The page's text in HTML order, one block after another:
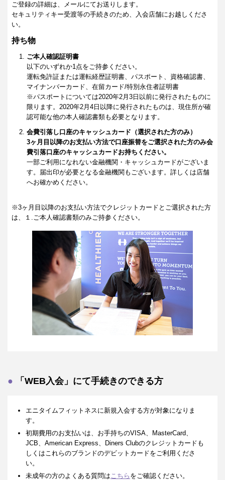
ご登録の詳細は、メールにてお送りします。
セキュリティキー受渡等の手続きのため、入会店舗にお越しくださ
い。
持ち物
ご本人確認証明書
以下のいずれか1点をご持参ください。
運転免許証または運転経歴証明書、パスポート、資格確認書、
マイナンバーカード、在留カード/特別永住者証明書
※パスポートについては2020年2月3日以前に発行されたものに
限ります。2020年2月4日以降に発行されたものは、現住所が確
認可能な他の本人確認書類も必要となります。
会費引落し口座のキャッシュカード（選択された方のみ）
3ヶ月目以降のお支払い方法で口座振替をご選択された方のみ会
費引落口座のキャッシュカードお持ちください。
一部ご利用になれない金融機関・キャッシュカードがございま
す。届出印が必要となる金融機関もございます。詳しくは店舗
へお確かめください。
※3ヶ月目以降のお支払い方法でクレジットカードとご選択された方
は、１.ご本人確認書類のみご持参ください。
「WEB入会」にて手続きのできる方
エニタイムフィットネスに新規入会する方が対象になりま
す。
初期費用のお支払いは、お手持ちのVISA、MasterCard、
JCB、American Express、Diners Clubのクレジットカードも
しくはこれらのブランドのデビットカードをご利用くださ
い。
未成年の方のよくある質問はこちら をご確認ください。